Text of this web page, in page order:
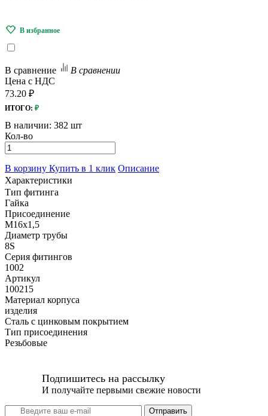
В сравнение
В сравнении
Цена с НДС
73.20 ₽
ИТОГО: ₽
В наличии: 382 шт
Кол-во
В корзину Купить в 1 клик Описание
Характеристики
Тип фитинга
Гайка
Присоединение
M16x1,5
Диаметр трубы
8S
Серия фитингов
1002
Артикул
100215
Материал корпуса
изделия
Сталь с цинковым покрытием
Тип присоединения
Резьбовые
Подпишитесь на рассылку
И получайте первыми свежие новости
Отправить